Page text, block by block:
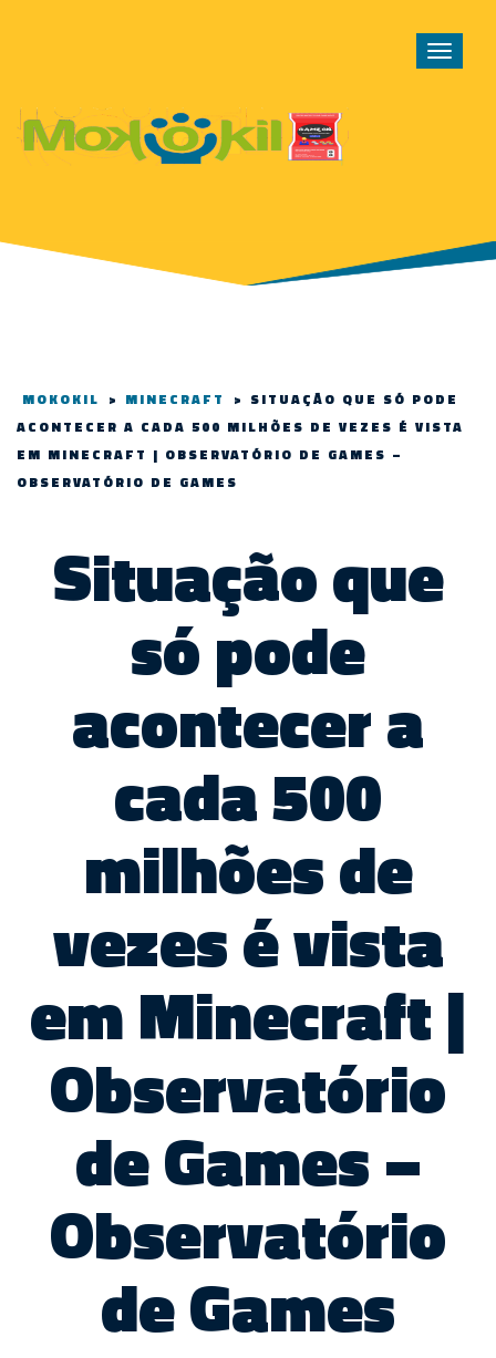
Toggle
MOKOKIL > MINECRAFT > SITUAÇÃO QUE SÓ PODE
ACONTECER A CADA 500 MILHÕES DE VEZES É VISTA
EM MINECRAFT | OBSERVATÓRIO DE GAMES –
OBSERVATÓRIO DE GAMES
Situação que
só pode
acontecer a
cada 500
milhões de
vezes é vista
em Minecraft |
Observatório
de Games –
Observatório
de Games